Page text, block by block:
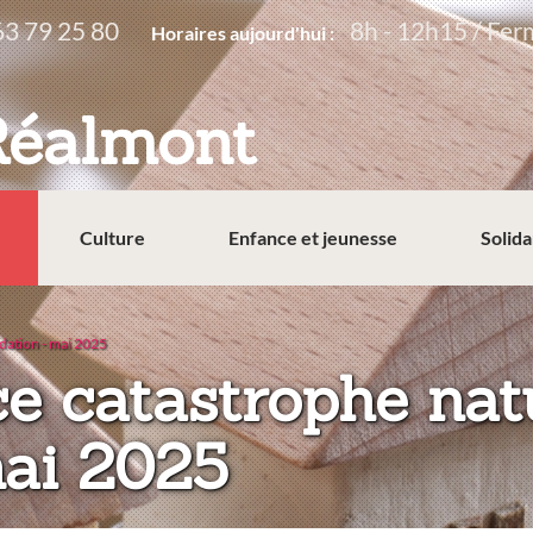
79 25 80 Horaires aujourd'hui : 8h - 12h15 /
Culture Enfance et jeunesse
- mai 2025
catastrophe
2025